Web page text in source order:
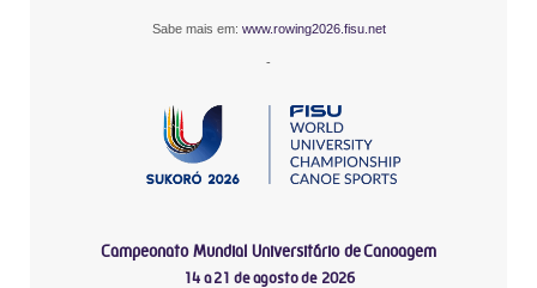
Sabe mais em: www.rowing2026.fisu.net
-
Campeonato Mundial Universitário de Canoagem
14 a 21 de agosto de 2026